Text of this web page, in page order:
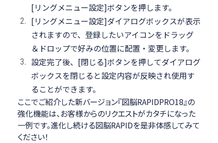
[リングメニュー設定]ボタンを押します。
[リングメニュー設定]ダイアログボックスが表示
されますので、登録したいアイコンをドラッグ
＆ドロップで好みの位置に配置・変更します。
設定完了後、[閉じる]ボタンを押してダイアログ
ボックスを閉じると設定内容が反映され使用す
ることができます。
ここでご紹介した新バージョン『図脳RAPIDPRO18』の
強化機能は、お客様からのリクエストがカタチになった
一例です。進化し続ける図脳RAPIDを是非体感してみて
ください！